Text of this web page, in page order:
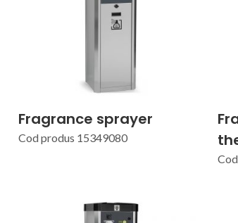
Fragrance sprayer
Cod produs 15349080